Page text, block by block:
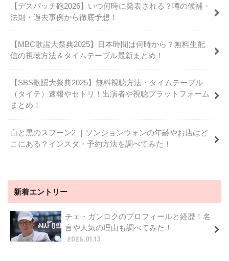
【デスパッチ砲2026】いつ何時に発表される？噂の候補・
法則・過去事例から徹底予想！
【MBC歌謡大祭典2025】日本時間は何時から？無料生配
信の視聴方法＆タイムテーブル最新まとめ！
【SBS歌謡大祭典2025】無料視聴方法・タイムテーブル
（タイテ）速報やセトリ！出演者や視聴プラットフォーム
まとめ！
白と黒のスプーン2 ｜ソンジョンウォンの年齢やお店はど
こにある？インスタ・予約方法を調べてみた！
新着エントリー
チェ・ガンロクのプロフィールと経歴！名
言や人気の理由も調べてみた！
2026.01.13